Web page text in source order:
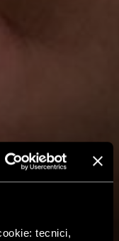
tecnici,